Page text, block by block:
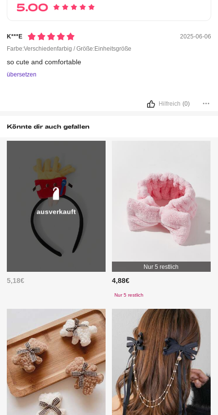
5.00
K***e
2025-06-06
Farbe:Verschiedenfarbig / Größe:Einheitsgröße
socuteandcomfortable
übersetzen
Hilfreich (0)
Könnte dir auch gefallen
ausverkauft
5,18€
Nur 5 restlich
4,88€
Nur 5 restlich